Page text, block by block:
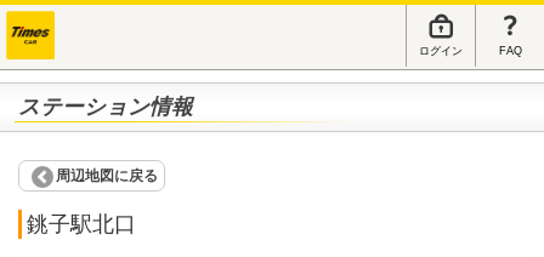
ログイン FAQ
ステーション情報
周辺地図に戻る
銚子駅北口